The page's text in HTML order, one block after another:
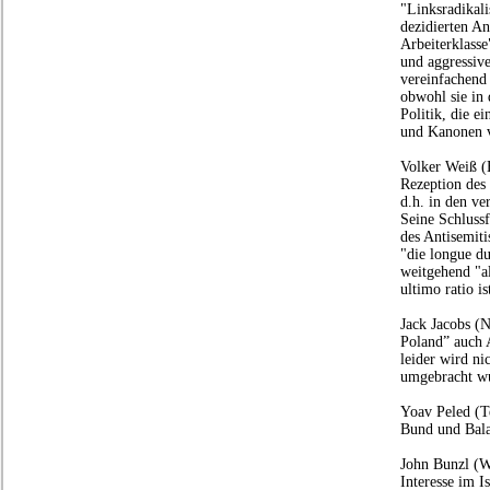
dezidierten
und
obwohl sie in
Politik, die
und
Volker Weiß
Rezeption
d.h. in den
Seine
des
"die longue
weitgehend
ultimo ratio
Jack Jacobs
Poland”
leider wird
umgebracht
Yoav Peled
Bund und
John Bunzl
Interesse im